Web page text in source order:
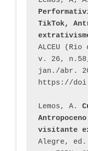
TikTok,
ALCEU
v. 26,
jan./abr.
https://
Lemos, A.
visitante
Alegre,